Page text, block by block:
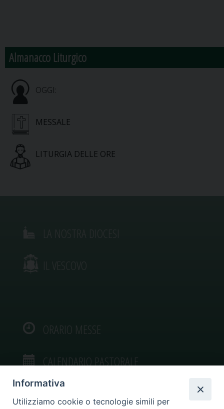
Almanacco Liturgico
OGGI:
MESSALE
LITURGIA DELLE ORE
IL VESCOVO
ORARIO MESSE
CALENDARIO PASTORALE
Informativa
Utilizziamo cookie o tecnologie simili per